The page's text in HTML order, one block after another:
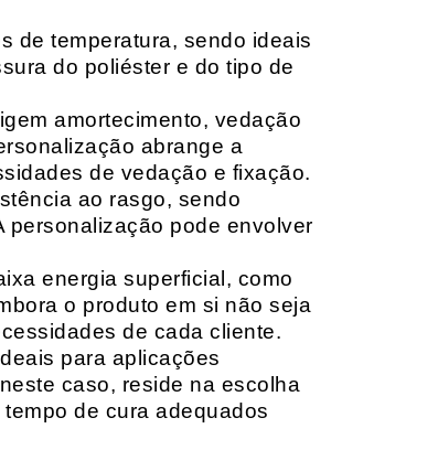
de temperatura, sendo ideais
do poliéster e do tipo de
amortecimento, vedação
abrange a
de vedação e fixação.
ao rasgo, sendo
personalização pode envolver
energia superficial, como
o produto em si não seja
de cada cliente.
para aplicações
caso, reside na escolha
de cura adequados